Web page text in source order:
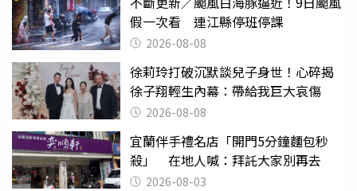
假一次看 連江縣停班停課
2026-08-08
徐莉玲打破沉默談兒子身世！心碎揭
徐子翔輕生內幕：帶給我巨大哀傷
2026-08-08
宜蘭伴手禮名店「開門5分鐘麵包秒
殺」 在地人喊：拜託大家別再去
2026-08-03